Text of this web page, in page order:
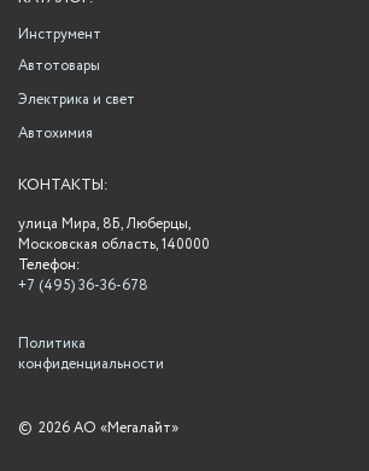
Инструмент
Автотовары
Электрика и свет
Автохимия
КОНТАКТЫ:
улица Мира, 8Б, Люберцы,
Московская область, 140000
Телефон:
+7 (495) 36-36-678
Политика
конфиденциальности
© 2026 АО «Мегалайт»